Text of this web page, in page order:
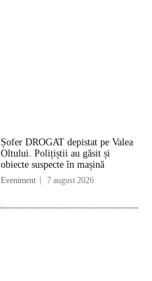
Șofer DROGAT depistat pe Valea
Oltului. Polițiștii au găsit și
obiecte suspecte în mașină
Eveniment 7 august 2026